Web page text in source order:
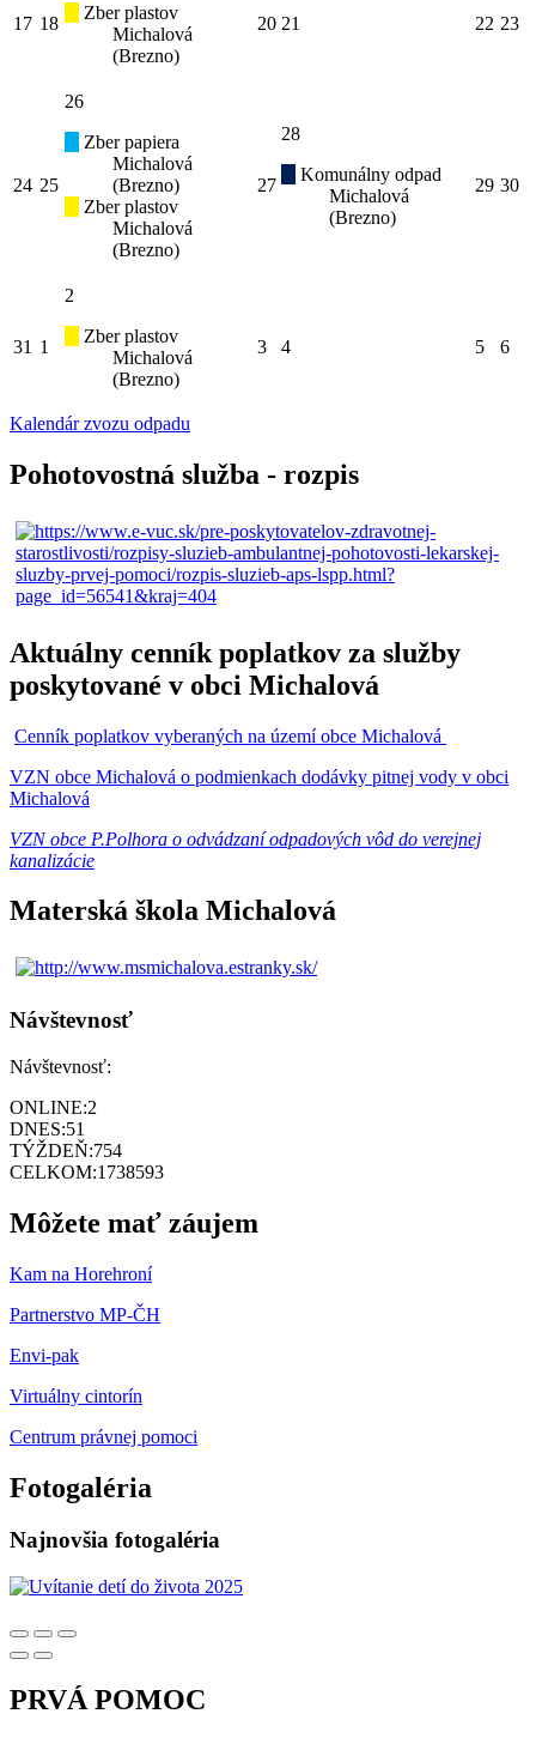
17 18
Zber plastov
Michalová
(Brezno)
20 21 22 23
24 25
26
Zber papiera
Michalová
(Brezno)
Zber plastov
Michalová
(Brezno)
27
28
Komunálny odpad
Michalová
(Brezno)
29 30
31 1
2
Zber plastov
Michalová
(Brezno)
3 4 5 6
Kalendár zvozu odpadu
Pohotovostná služba - rozpis
Aktuálny cenník poplatkov za služby
poskytované v obci Michalová
Cenník poplatkov vyberaných na území obce Michalová
VZN obce Michalová o podmienkach dodávky pitnej vody v obci
Michalová
VZN obce P.Polhora o odvádzaní odpadových vôd do verejnej
kanalizácie
Materská škola Michalová
Návštevnosť
Návštevnosť:
ONLINE:2
DNES:51
TÝŽDEŇ:754
CELKOM:1738593
Môžete mať záujem
Kam na Horehroní
Partnerstvo MP-ČH
Envi-pak
Virtuálny cintorín
Centrum právnej pomoci
Fotogaléria
Najnovšia fotogaléria
PRVÁ POMOC